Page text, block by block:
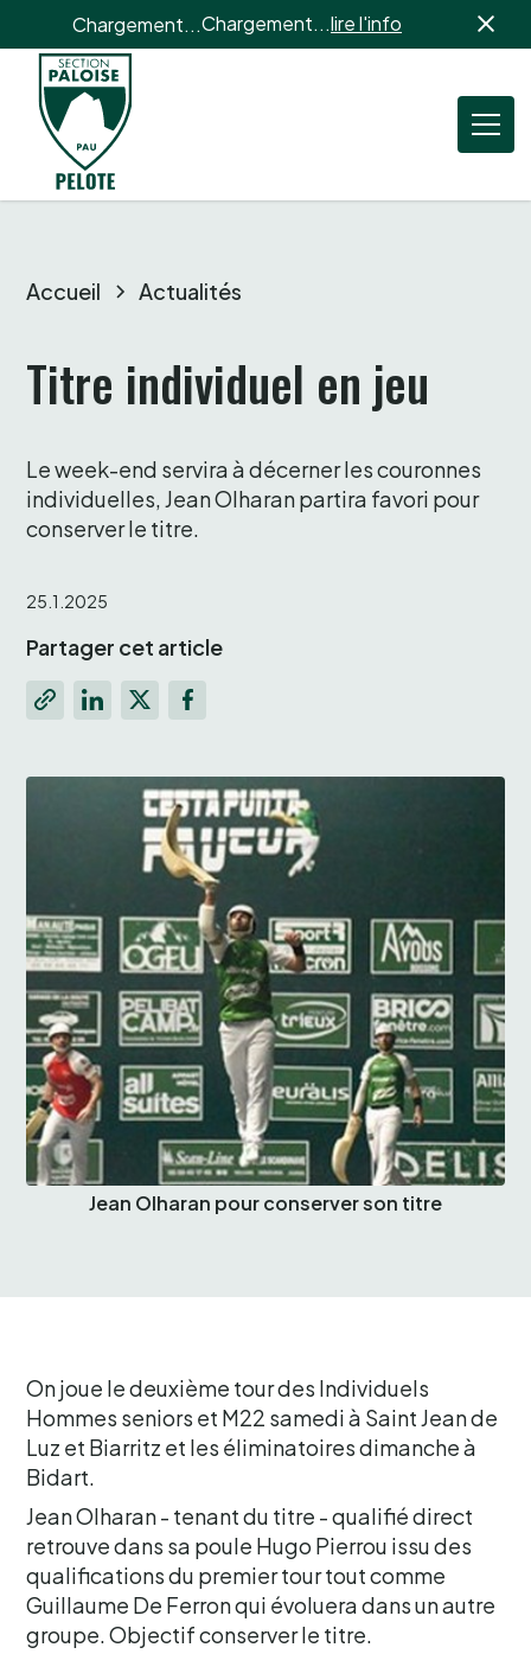
Chargement...Chargement...lire l'info
Accueil Actualités
Titre individuel en jeu
Le week-end servira à décerner les couronnes
individuelles, Jean Olharan partira favori pour
conserver le titre.
25.1.2025
Partager cet article
Jean Olharan pour conserver son titre
On joue le deuxième tour des Individuels
Hommes seniors et M22 samedi à Saint Jean de
Luz et Biarritz et les éliminatoires dimanche à
Bidart.
Jean Olharan - tenant du titre - qualifié direct
retrouve dans sa poule Hugo Pierrou issu des
qualifications du premier tour tout comme
Guillaume De Ferron qui évoluera dans un autre
groupe. Objectif conserver le titre.